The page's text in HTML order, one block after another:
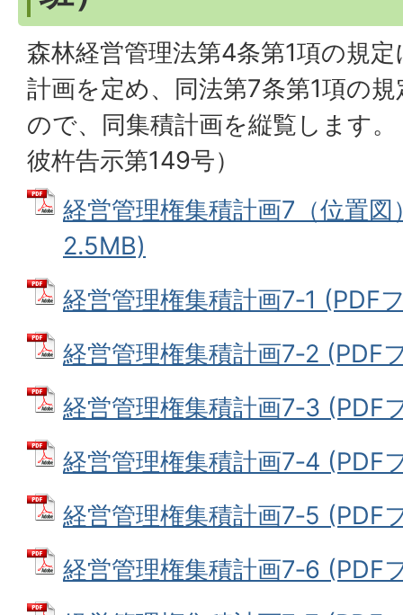
森林経営管理法第4条第1項の規
計画を定め、同法第7条第1項の
ので、同集積計画を縦覧します
彼杵告示第149号）
経営管理権集積計画7（位置
2.5MB)
経営管理権集積計画7‐1 (PDF
経営管理権集積計画7‐2 (PDF
経営管理権集積計画7‐3 (PDF
経営管理権集積計画7‐4 (PDF
経営管理権集積計画7‐5 (PDF
経営管理権集積計画7‐6 (PDF